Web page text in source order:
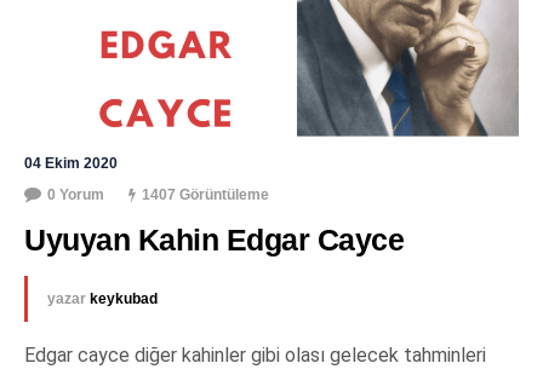
04 Ekim 2020
0 Yorum
1407 Görüntüleme
Uyuyan Kahin Edgar Cayce
yazar keykubad
Edgar cayce diğer kahinler gibi olası gelecek tahminleri